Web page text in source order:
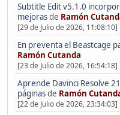
Subtitle Edit v5.1.0
mejorasde Ramón
[29 de Julio de 2026, 11:08:10]
En preventa el Beastcage
Ramón Cutanda
[23 de Julio de 2026, 16:54:18]
Aprende Davinci Resolve
páginasde Ramón
[22 de Julio de 2026, 23:34:03]